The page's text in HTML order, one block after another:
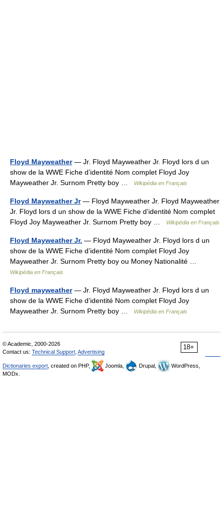
Floyd Mayweather— Jr. Floyd Mayweather Jr. Floyd lors d un
show de la WWE Fiche d’identité Nom complet Floyd Joy
Mayweather Jr. Surnom Pretty boy …
Wikipédia en Français
Floyd Mayweather Jr— Floyd Mayweather Jr. Floyd Mayweather
Jr. Floyd lors d un show de la WWE Fiche d’identité Nom complet
Floyd Joy Mayweather Jr. Surnom Pretty boy …
Wikipédia en Français
Floyd Mayweather Jr. — Floyd Mayweather Jr. Floyd lors d un
show de la WWE Fiche d’identité Nom complet Floyd Joy
Mayweather Jr. Surnom Pretty boy ou Money Nationalité …
Wikipédia en Français
Floyd mayweather— Jr. Floyd Mayweather Jr. Floyd lors d un
show de la WWE Fiche d’identité Nom complet Floyd Joy
Mayweather Jr. Surnom Pretty boy …
Wikipédia en Français
18+
© Academic, 2000-2026
Contact us: Technical Support Advertising
Dictionaries export , created on PHP, Joomla, Drupal,
WordPress,
MODx.